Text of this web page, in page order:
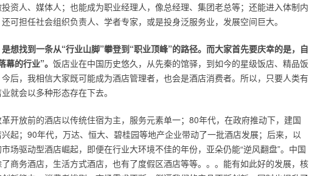
资人、媒体人；也能成为职业经理人，像总经理、集团老总等；还能进入体制内
可担任社会组织负责人、学者专家，或是投身泛服务业，发展空间巨大。
想找到一条从“行业山脚”攀登到“职业顶峰”的路径。而大家首先要庆幸的是，自
幕的行业”。 饭店业在中国历史悠久，从先秦的馆驿，到如今的星级饭店、精品饭
后，我相信大家既可能成为酒店管理者，也会是酒店消费者。所以，只要人类有
就会以多种形态存在下去。
开放前的酒店以传统住宿为主，服务元素单一；80年代，在政府推动下，建国
起；90年代，万达、恒大、碧桂园等地产企业带动了一批酒店发展；后来，以
场驱动型酒店崛起，即便在行业大环境不佳的年份，亚朵仍能“逆风翻盘”。中国
商务酒店，生活方式酒店，也有了度假区酒店等等。。。能有如此好的发展，核